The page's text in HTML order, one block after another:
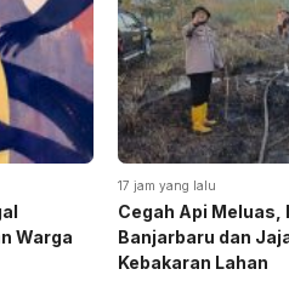
Warga
17 jam yang lalu
Cegah Api Meluas,
Banjarbaru dan
Kebakaran Lahan